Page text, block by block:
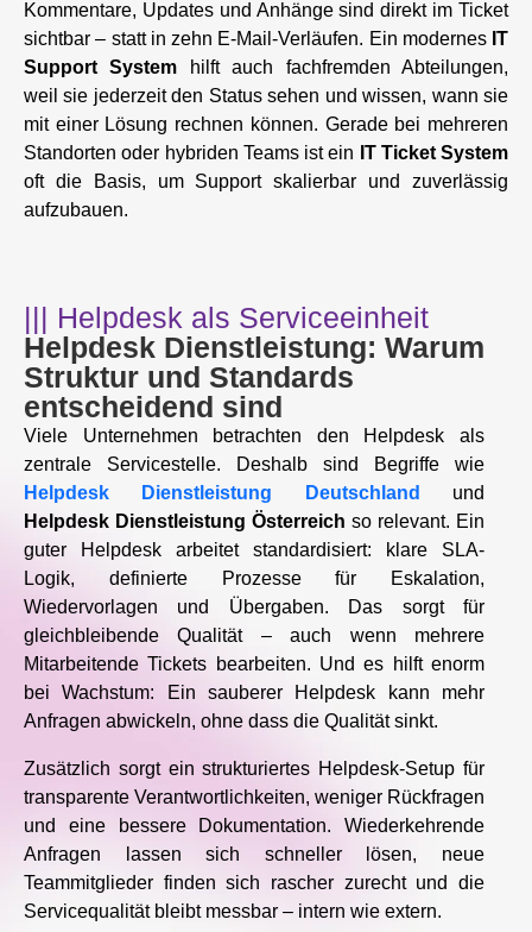
Kommentare, Updates und Anhänge sind direkt im Ticket
sichtbar – statt in zehn E-Mail-Verläufen. Ein modernes IT
Support System hilft auch fachfremden Abteilungen,
weil sie jederzeit den Status sehen und wissen, wann sie
mit einer Lösung rechnen können. Gerade bei mehreren
Standorten oder hybriden Teams ist ein IT Ticket System
oft die Basis, um Support skalierbar und zuverlässig
aufzubauen.
||| Helpdesk als Serviceeinheit
Helpdesk Dienstleistung: Warum
Struktur und Standards
entscheidend sind
Viele Unternehmen betrachten den Helpdesk als
zentrale Servicestelle. Deshalb sind Begriffe wie
Helpdesk Dienstleistung Deutschland
und
Helpdesk Dienstleistung Österreich so relevant. Ein
guter Helpdesk arbeitet standardisiert: klare SLA-
Logik, definierte Prozesse für Eskalation,
Wiedervorlagen und Übergaben. Das sorgt für
gleichbleibende Qualität – auch wenn mehrere
Mitarbeitende Tickets bearbeiten. Und es hilft enorm
bei Wachstum: Ein sauberer Helpdesk kann mehr
Anfragen abwickeln, ohne dass die Qualität sinkt.
Zusätzlich sorgt ein strukturiertes Helpdesk-Setup für
transparente Verantwortlichkeiten, weniger Rückfragen
und eine bessere Dokumentation. Wiederkehrende
Anfragen lassen sich schneller lösen, neue
Teammitglieder finden sich rascher zurecht und die
Servicequalität bleibt messbar – intern wie extern.